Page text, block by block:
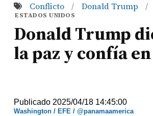
Conflicto / Donald Trump /
ESTADOS UNIDOS
Donald Trump
la paz y confía
Publicado 2025/04/18 14:45:00
Washington / EFE / @panamaamerica